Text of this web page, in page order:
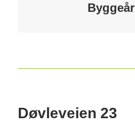
Byggeår
Døvleveien 23